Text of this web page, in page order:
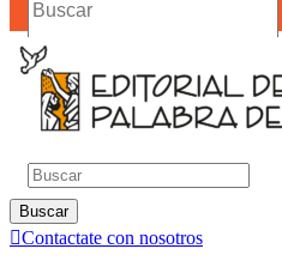
Buscar
Buscar
Contactate con nosotros